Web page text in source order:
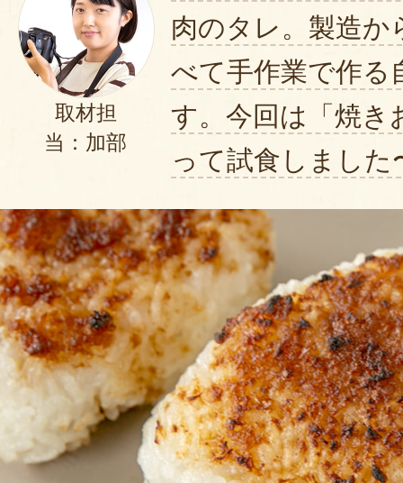
取材担
当：加部
肉のタレ。製造か
べて手作業で作る
す。今回は「焼き
って試食しました